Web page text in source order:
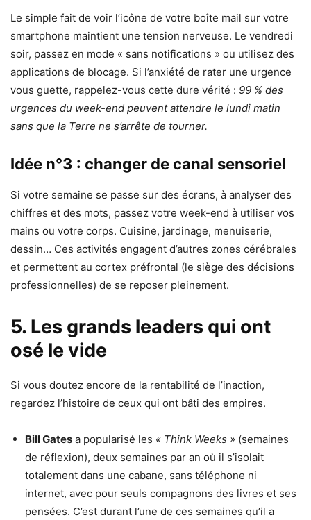
Le simple fait de voir l’icône de votre boîte mail sur votre
smartphone maintient une tension nerveuse. Le vendredi
soir, passez en mode « sans notifications » ou utilisez des
applications de blocage. Si l’anxiété de rater une urgence
vous guette, rappelez-vous cette dure vérité : 99 % des
urgences du week-end peuvent attendre le lundi matin
sans que la Terre ne s’arrête de tourner.
Idée n°3 : changer de canal sensoriel
Si votre semaine se passe sur des écrans, à analyser des
chiffres et des mots, passez votre week-end à utiliser vos
mains ou votre corps. Cuisine, jardinage, menuiserie,
dessin… Ces activités engagent d’autres zones cérébrales
et permettent au cortex préfrontal (le siège des décisions
professionnelles) de se reposer pleinement.
5. Les grands leaders qui ont
osé le vide
Si vous doutez encore de la rentabilité de l’inaction,
regardez l’histoire de ceux qui ont bâti des empires.
Bill Gates a popularisé les « Think Weeks » (semaines
de réflexion), deux semaines par an où il s’isolait
totalement dans une cabane, sans téléphone ni
internet, avec pour seuls compagnons des livres et ses
pensées. C’est durant l’une de ces semaines qu’il a